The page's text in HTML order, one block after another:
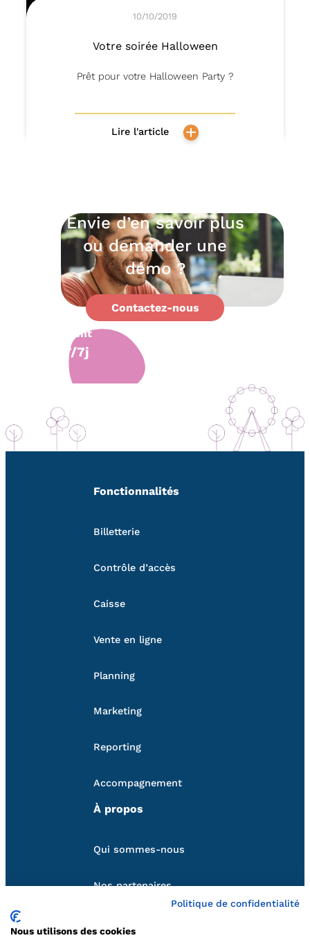
10/10/2019
Votre soirée Halloween
Prêt pour votre Halloween Party ?
Lire l'article
Envie d’en savoir plus
ou demander une
démo ?
Contactez-nous
Support
client
7/7j
Fonctionnalités
Billetterie
Contrôle d’accès
Caisse
Vente en ligne
Planning
Marketing
Reporting
Accompagnement
À propos
Qui sommes-nous
Nos partenaires
Politique de confidentialité
Nous utilisons des cookies